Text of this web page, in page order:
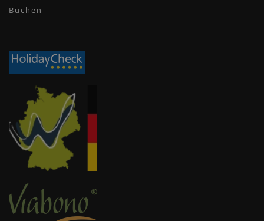
Buchen